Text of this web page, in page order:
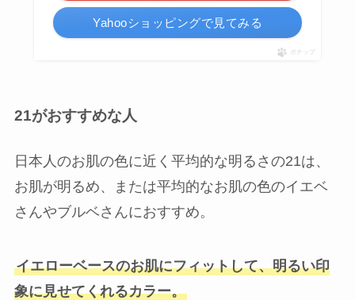
Yahooショッピングで見てみる
ポチップ
21がおすすめな人
日本人のお肌の色に近く平均的な明るさの21は、
お肌が明るめ、または平均的なお肌の色のイエベ
さんやブルベさんにおすすめ。
イエローベースのお肌にフィットして、明るい印
象に見せてくれるカラー。